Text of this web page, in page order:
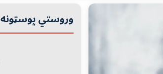
وروستي پوسټونه